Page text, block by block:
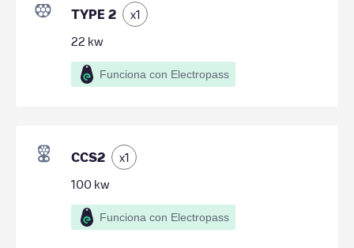
TYPE 2 x1
22 kw
Funciona con Electropass
CCS2 x1
100 kw
Funciona con Electropass